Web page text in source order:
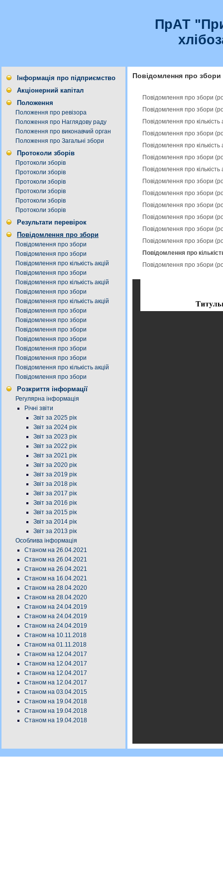
ПрАТ
Інформація про підприємство
Акціонерний капітал
Положення
Положення про ревізора
Положення про Наглядову раду
Положення про виконавчий орган
Положення про Загальні збори
Протоколи зборів
Протоколи зборів
Протоколи зборів
Протоколи зборів
Протоколи зборів
Протоколи зборів
Протоколи зборів
Результати перевірок
Повідомлення про збори
Повідомлення про збори
Повідомлення про збори
Повідомлення про кількість акцій
Повідомлення про збори
Повідомлення про кількість акцій
Повідомлення про збори
Повідомлення про кількість акцій
Повідомлення про збори
Повідомлення про збори
Повідомлення про збори
Повідомлення про збори
Повідомлення про збори
Повідомлення про збори
Повідомлення про кількість акцій
Повідомлення про збори
Розкриття інформації
Регулярна інформація
Річні звіти
Звіт за 2025 рік
Звіт за 2024 рік
Звіт за 2023 рік
Звіт за 2022 рік
Звіт за 2021 рік
Звіт за 2020 рік
Звіт за 2019 рік
Звіт за 2018 рік
Звіт за 2017 рік
Звіт за 2016 рік
Звіт за 2015 рік
Звіт за 2014 рік
Звіт за 2013 рік
Особлива інформація
Станом на 26.04.2021
Станом на 26.04.2021
Станом на 26.04.2021
Станом на 16.04.2021
Станом на 28.04.2020
Станом на 28.04.2020
Станом на 24.04.2019
Станом на 24.04.2019
Станом на 24.04.2019
Станом на 10.11.2018
Станом на 01.11.2018
Станом на 12.04.2017
Станом на 12.04.2017
Станом на 12.04.2017
Станом на 12.04.2017
Станом на 03.04.2015
Станом на 19.04.2018
Станом на 19.04.2018
Станом на 19.04.2018
Повідомлення про збори
Повідомлення про збори
Повідомлення про збори
Повідомлення про
Повідомлення про збори
Повідомлення про
Повідомлення про збори
Повідомлення про
Повідомлення про збори
Повідомлення про збори
Повідомлення про збори
Повідомлення про збори
Повідомлення про збори
Повідомлення про збори
Повідомлення про
Повідомлення про збори